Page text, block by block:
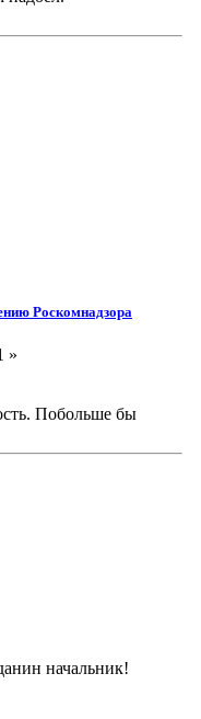
Роскомнадзора
»
Побольше бы
начальник!